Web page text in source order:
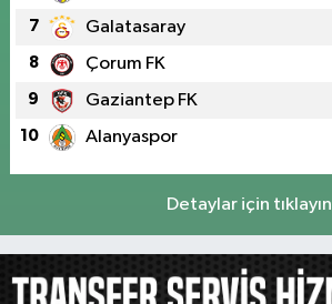
7 Galatasaray
8 Çorum FK
9 Gaziantep FK
10 Alanyaspor
Detaylar için tıklayın